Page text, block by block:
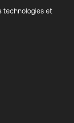
technologies et